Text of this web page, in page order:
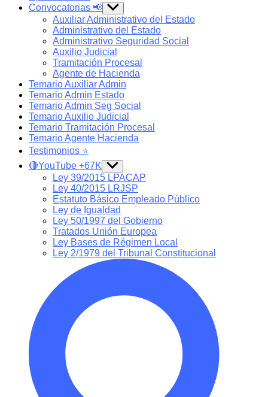
Convocatorias 📢 Show
sub
menu
Auxiliar Administrativo del Estado
Administrativo del Estado
Administrativo Seguridad Social
Auxilio Judicial
Tramitación Procesal
Agente de Hacienda
Temario Auxiliar Admin
Temario Admin Estado
Temario Admin Seg Social
Temario Auxilio Judicial
Temario Tramitación Procesal
Temario Agente Hacienda
Testimonios ⭐️
🔴YouTube +67K Show
sub
menu
Ley 39/2015 LPACAP
Ley 40/2015 LRJSP
Estatuto Básico Empleado Público
Ley de Igualdad
Ley 50/1997 del Gobierno
Tratados Unión Europea
Ley Bases de Régimen Local
Ley 2/1979 del Tribunal Constitucional